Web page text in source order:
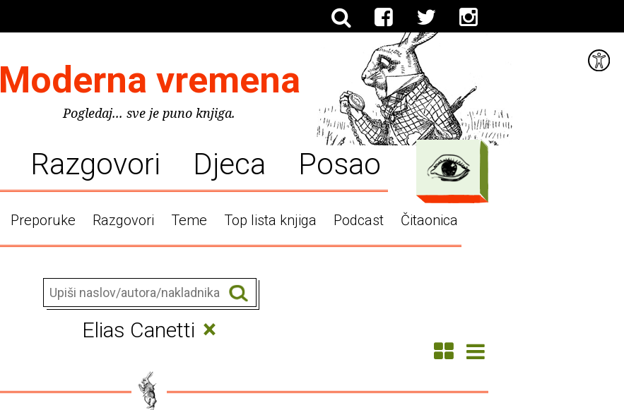
Moderna vremena
Pogledaj... sve je puno knjiga.
Razgovori Djeca Posao
Preporuke Razgovori Teme Top lista knjiga Podcast Čitaonica
Elias Canetti ×